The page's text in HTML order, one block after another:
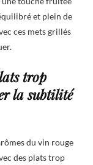
et plein de
ces mets grillés
trop
la subtilité
du vin rouge
des plats trop